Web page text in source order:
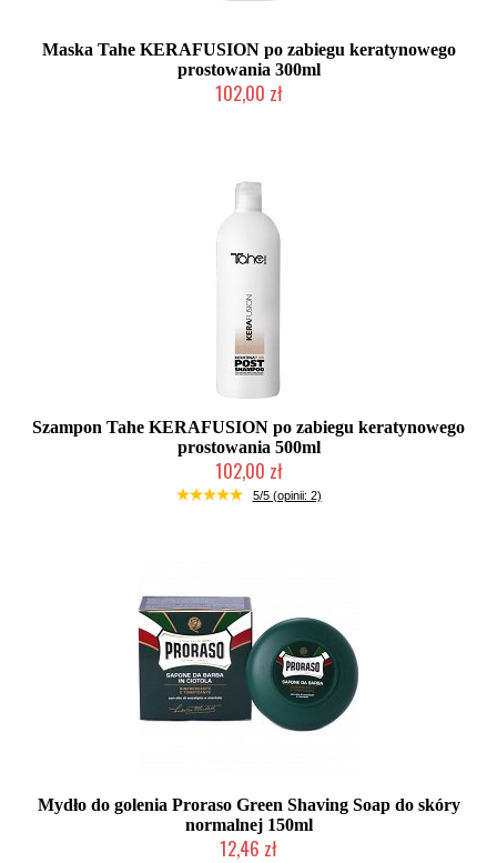
Maska Tahe KERAFUSION po zabiegu keratynowego
prostowania 300ml
102,00 zł
Szampon Tahe KERAFUSION po zabiegu keratynowego
prostowania 500ml
102,00 zł
Duża ilość (wysyłka w 24h)
5/5 (opinii: 2)
Mydło do golenia Proraso Green Shaving Soap do skóry
normalnej 150ml
12,46 zł